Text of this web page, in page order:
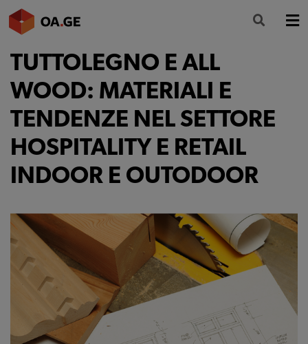
L’ORDINE
AMMINISTRAZIONE TRASPARENTE
ALBO
SEGRETERIA
SERVIZI
FORMAZIONE
NEWS
TUTTOLEGNO E ALL
WOOD: MATERIALI E
TENDENZE NEL SETTORE
HOSPITALITY E RETAIL
INDOOR E OUTODOOR